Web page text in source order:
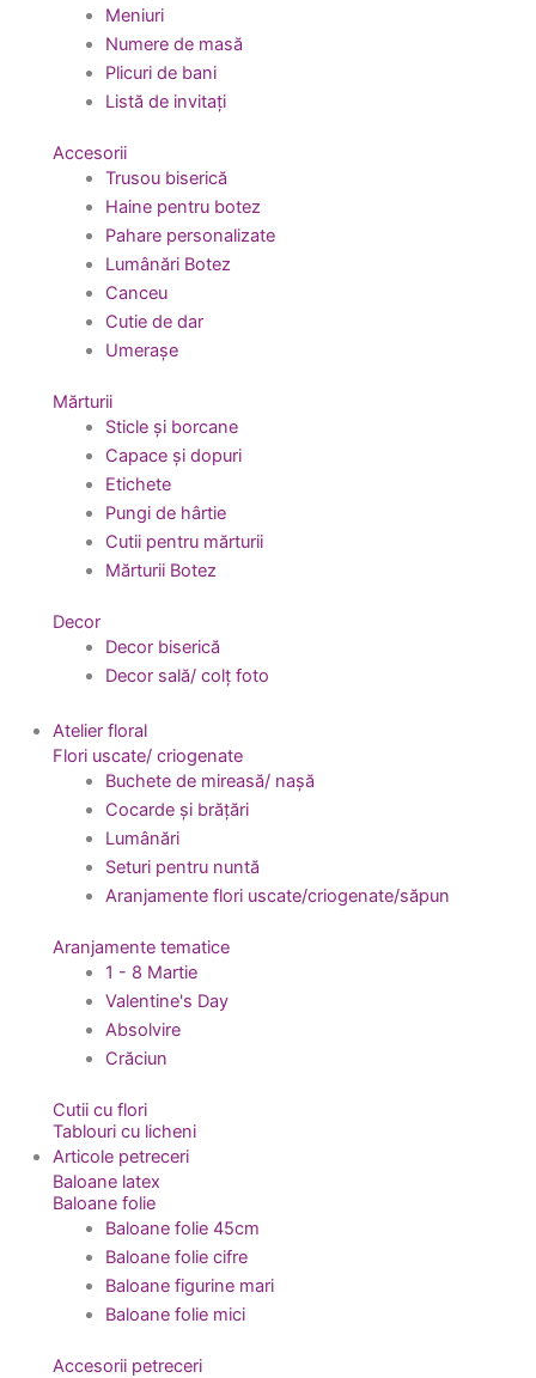
Meniuri
Numere de masă
Plicuri de bani
Listă de invitați
Accesorii
Trusou biserică
Haine pentru botez
Pahare personalizate
Lumânări Botez
Canceu
Cutie de dar
Umerașe
Mărturii
Sticle și borcane
Capace și dopuri
Etichete
Pungi de hârtie
Cutii pentru mărturii
Mărturii Botez
Decor
Decor biserică
Decor sală/ colț foto
Atelier floral
Flori uscate/ criogenate
Buchete de mireasă/ nașă
Cocarde și brățări
Lumânări
Seturi pentru nuntă
Aranjamente flori uscate/criogenate/săpun
Aranjamente tematice
1 - 8 Martie
Valentine's Day
Absolvire
Crăciun
Cutii cu flori
Tablouri cu licheni
Articole petreceri
Baloane latex
Baloane folie
Baloane folie 45cm
Baloane folie cifre
Baloane figurine mari
Baloane folie mici
Accesorii petreceri